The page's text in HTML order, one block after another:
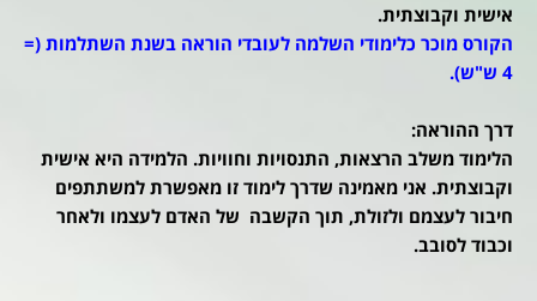
אישית וקבוצתית.
הקורס מוכר כלימודי השלמה לעובדי הוראה בשנת השתלמות (=
4 ש"ש).
דרך ההוראה:
הלימוד משלב הרצאות, התנסויות וחוויות. הלמידה היא אישית
וקבוצתית. אני מאמינה שדרך לימוד זו מאפשרת למשתתפים
חיבור לעצמם ולזולת, תוך הקשבה של האדם לעצמו ולאחר
וכבוד לסובב.